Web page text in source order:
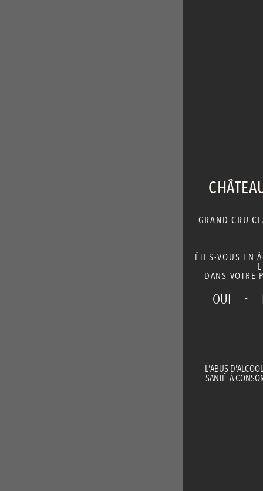
GRAND CRU
ÊTES-VOUS EN
DANS VOTRE
OUI -
L'ABUS
SANTÉ. À